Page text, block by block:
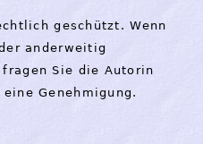
geschützt. Wenn
anderweitig
Sie die Autorin
Genehmigung.